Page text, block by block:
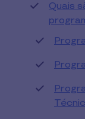
Quais